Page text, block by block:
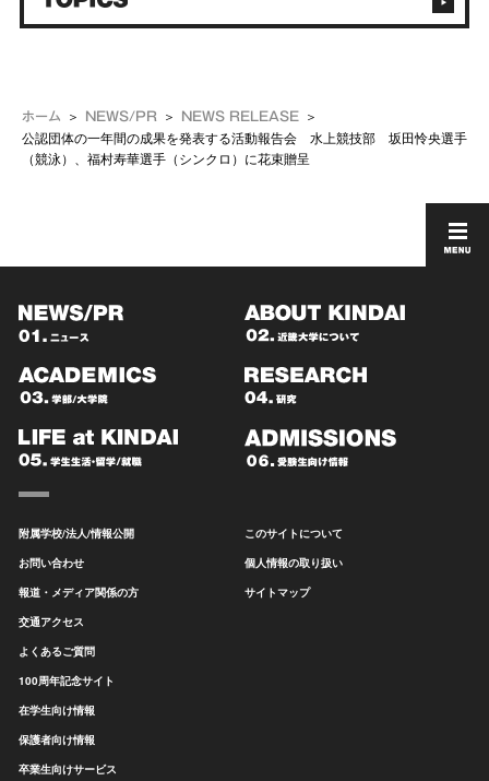
ホーム NEWS/PR NEWS RELEASE
公認団体の一年間の成果を発表する活動報告会 水上競技部 坂田怜央選手
（競泳）、福村寿華選手（シンクロ）に花束贈呈
附属学校/法人/情報公開
お問い合わせ
報道・メディア関係の方
交通アクセス
よくあるご質問
100周年記念サイト
在学生向け情報
保護者向け情報
卒業生向けサービス
このサイトについて
個人情報の取り扱い
サイトマップ